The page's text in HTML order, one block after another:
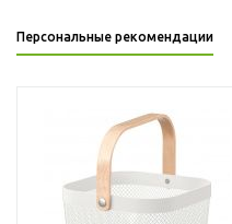
Персональные рекомендации